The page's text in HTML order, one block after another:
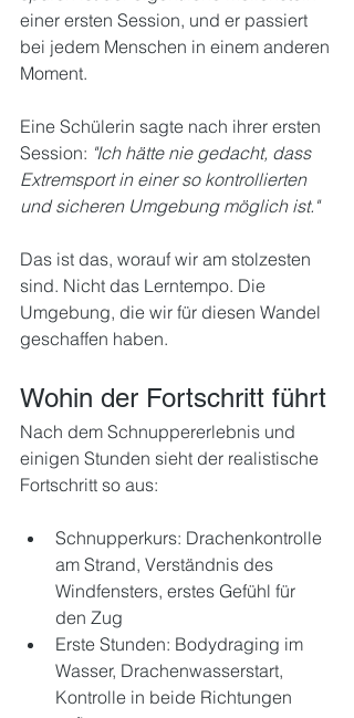
einer ersten Session, und er passiert
bei jedem Menschen in einem anderen
Moment.
Eine Schülerin sagte nach ihrer ersten
Session: "Ich hätte nie gedacht, dass
Extremsport in einer so kontrollierten
und sicheren Umgebung möglich ist."
Das ist das, worauf wir am stolzesten
sind. Nicht das Lerntempo. Die
Umgebung, die wir für diesen Wandel
geschaffen haben.
Wohin der Fortschritt führt
Nach dem Schnuppererlebnis und
einigen Stunden sieht der realistische
Fortschritt so aus:
Schnupperkurs: Drachenkontrolle
am Strand, Verständnis des
Windfensters, erstes Gefühl für
den Zug
Erste Stunden: Bodydraging im
Wasser, Drachenwasserstart,
Kontrolle in beide Richtungen